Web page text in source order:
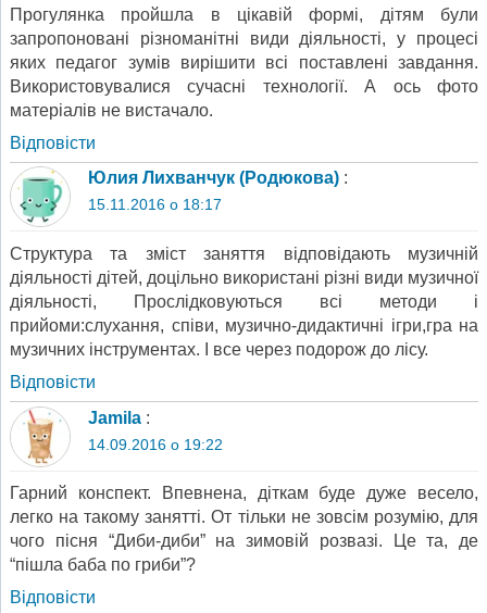
Прогулянка пройшла в цікавій формі, дітям були
запропоновані різноманітні види діяльності, у процесі
яких педагог зумів вирішити всі поставлені завдання.
Використовувалися сучасні технології. А ось фото
матеріалів не вистачало.
Відповіcти
Юлия Лихванчук (Родюкова) :
15.11.2016 о 18:17
Структура та зміст заняття відповідають музичній
діяльності дітей, доцільно використані різні види музичної
діяльності, Прослідковуються всі методи і
прийоми:слухання, співи, музично-дидактичні ігри,гра на
музичних інструментах. І все через подорож до лісу.
Відповіcти
Jamila :
14.09.2016 о 19:22
Гарний конспект. Впевнена, діткам буде дуже весело,
легко на такому занятті. От тільки не зовсім розумію, для
чого пісня “Диби-диби” на зимовій розвазі. Це та, де
“пішла баба по гриби”?
Відповіcти